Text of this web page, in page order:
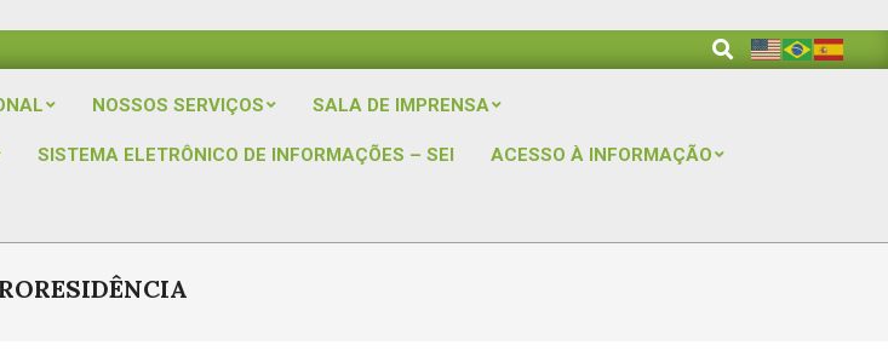
Search
NOSSOS SERVIÇOS SALA DE IMPRENSA
SISTEMA ELETRÔNICO DE INFORMAÇÕES – SEI ACESSO À INFORMAÇÃO